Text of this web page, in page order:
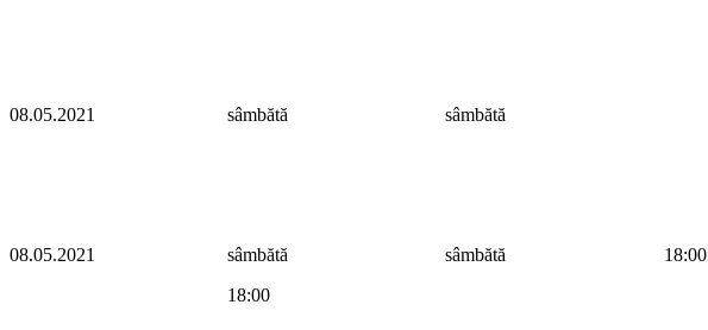
08.05.2021 sâmbătă sâmbătă
08.05.2021
sâmbătă
18:00
sâmbătă 18:00